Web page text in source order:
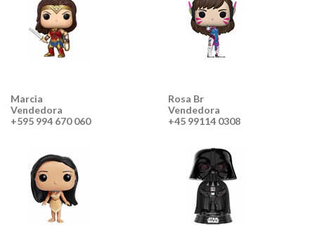
Marcia
Vendedora
+595 994 670 060
Rosa Br
Vendedora
+45 99114 0308